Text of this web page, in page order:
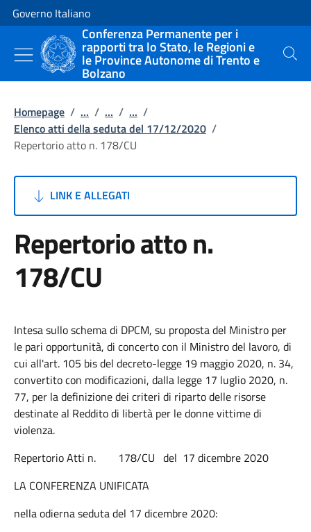
Vai al contenuto
Vai alla navigazione del sito
Governo Italiano
Conferenza Permanente per i
rapporti tra lo Stato, le Regioni e
le Province Autonome di Trento e
Bolzano
Cerca
Homepage / ... / ... / ... /
Elenco atti della seduta del 17/12/2020 /
Repertorio atto n. 178/CU
LINK E ALLEGATI
Repertorio atto n.
178/CU
Intesa sullo schema di DPCM, su proposta del Ministro per
le pari opportunità, di concerto con il Ministro del lavoro, di
cui all'art. 105 bis del decreto-legge 19 maggio 2020, n. 34,
convertito con modificazioni, dalla legge 17 luglio 2020, n.
77, per la definizione dei criteri di riparto delle risorse
destinate al Reddito di libertà per le donne vittime di
violenza.
Repertorio Atti n. 178/CU del 17 dicembre 2020
LA CONFERENZA UNIFICATA
nella odierna seduta del 17 dicembre 2020: